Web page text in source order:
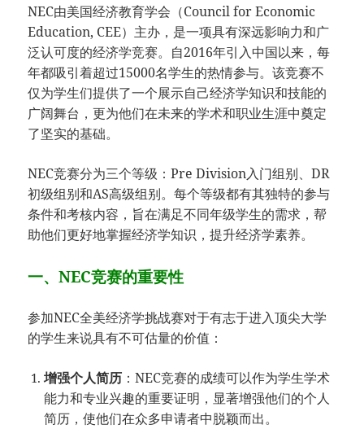
NEC由美国经济教育学会（Council for Economic
Education, CEE）主办，是一项具有深远影响力和广
泛认可度的经济学竞赛。自2016年引入中国以来，每
年都吸引着超过15000名学生的热情参与。该竞赛不
仅为学生们提供了一个展示自己经济学知识和技能的
广阔舞台，更为他们在未来的学术和职业生涯中奠定
了坚实的基础。
NEC竞赛分为三个等级：Pre Division入门组别、DR
初级组别和AS高级组别。每个等级都有其独特的参与
条件和考核内容，旨在满足不同年级学生的需求，帮
助他们更好地掌握经济学知识，提升经济学素养。
一、NEC竞赛的重要性
参加NEC全美经济学挑战赛对于有志于进入顶尖大学
的学生来说具有不可估量的价值：
增强个人简历 ：NEC竞赛的成绩可以作为学生学术
能力和专业兴趣的重要证明，显著增强他们的个人
简历，使他们在众多申请者中脱颖而出。